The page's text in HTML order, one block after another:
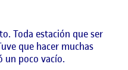
Toda estación que ser
que hacer muchas
un poco vacío.